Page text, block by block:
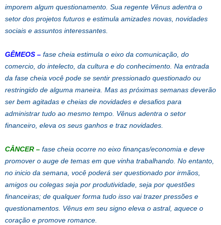
imporem algum questionamento. Sua regente Vênus adentra o
setor dos projetos futuros e estimula amizades novas, novidades
sociais e assuntos interessantes.
GÊMEOS – fase cheia estimula o eixo da comunicação, do
comercio, do intelecto, da cultura e do conhecimento. Na entrada
da fase cheia você pode se sentir pressionado questionado ou
restringido de alguma maneira. Mas as próximas semanas deverão
ser bem agitadas e cheias de novidades e desafios para
administrar tudo ao mesmo tempo. Vênus adentra o setor
financeiro, eleva os seus ganhos e traz novidades.
CÂNCER – fase cheia ocorre no eixo finanças/economia e deve
promover o auge de temas em que vinha trabalhando. No entanto,
no inicio da semana, você poderá ser questionado por irmãos,
amigos ou colegas seja por produtividade, seja por questões
financeiras; de qualquer forma tudo isso vai trazer pressões e
questionamentos. Vênus em seu signo eleva o astral, aquece o
coração e promove romance.